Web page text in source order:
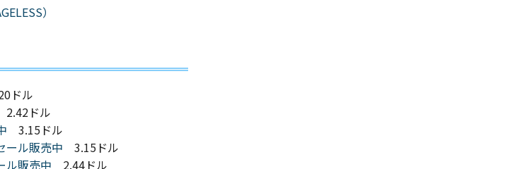
）
ドル
2.42ドル
3.15ドル
ール販売中 3.15ドル
ル販売中 2.44ドル